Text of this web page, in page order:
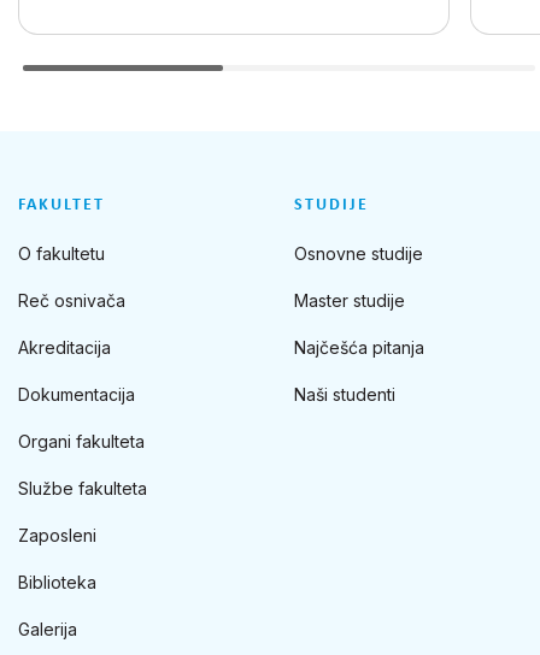
FAKULTET
O fakultetu
Reč osnivača
Akreditacija
Dokumentacija
Organi fakulteta
Službe fakulteta
Zaposleni
Biblioteka
Galerija
STUDIJE
Osnovne studije
Master studije
Najčešća pitanja
Naši studenti